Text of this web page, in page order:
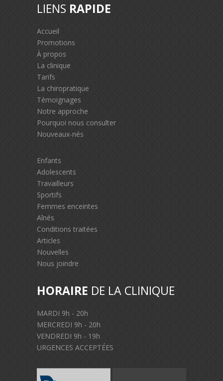
LIENS RAPIDE
Accueil
Promotions
À propos
La clinique
Tarifs
La chiropratique
Témoignages
Notre approche
Pourquoi nous consulter
Nouveaux-nés
Enfants
Adolescents
Travailleurs
Sportifs
Femmes enceintes
Aînés
Conditions traitées
Articles
Nouvelles
Nous joindre
HORAIRE DE LA CLINIQUE
MARDI 9h - 20h
MERCREDI 9h - 20h
VENDREDI 9h - 19h
URGENCES ACCEPTÉES